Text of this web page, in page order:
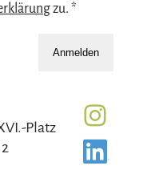
zu. *
Anmelden
Platz